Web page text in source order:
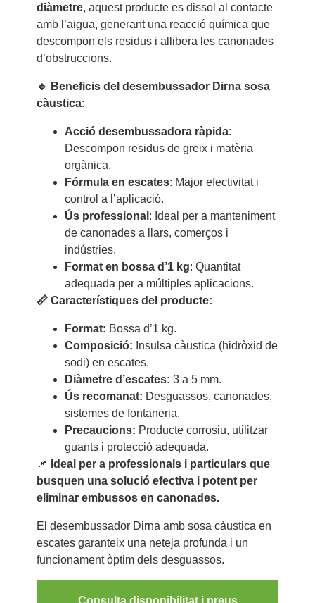
diàmetre, aquest producte es dissol al contacte
amb l’aigua, generant una reacció química que
descompon els residus i allibera les canonades
d’obstruccions.
🔹 Beneficis del desembussador Dirna sosa
càustica:
Acció desembussadora ràpida:
Descompon residus de greix i matèria
orgànica.
Fórmula en escates: Major efectivitat i
control a l’aplicació.
Ús professional : Ideal per a manteniment
de canonades a llars, comerços i
indústries.
Format en bossa d’1 kg: Quantitat
adequada per a múltiples aplicacions.
📏 Característiques del producte:
Format: Bossa d’1 kg.
Composició: Insulsa càustica (hidròxid de
sodi) en escates.
Diàmetre d’escates: 3 a 5 mm.
Ús recomanat: Desguassos, canonades,
sistemes de fontaneria.
Precaucions: Producte corrosiu, utilitzar
guants i protecció adequada.
📌 Ideal per a professionals i particulars que
busquen una solució efectiva i potent per
eliminar embussos en canonades.
El desembussador Dirna amb sosa càustica en
escates garanteix una neteja profunda i un
funcionament òptim dels desguassos.
Consulta disponibilitat i preus